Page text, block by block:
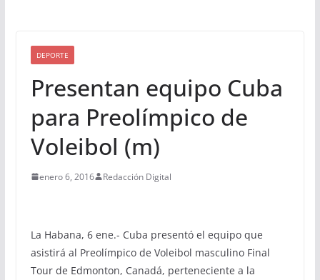
DEPORTE
Presentan equipo Cuba
para Preolímpico de
Voleibol (m)
enero 6, 2016 Redacción Digital
La Habana, 6 ene.- Cuba presentó el equipo que
asistirá al Preolímpico de Voleibol masculino Final
Tour de Edmonton, Canadá, perteneciente a la